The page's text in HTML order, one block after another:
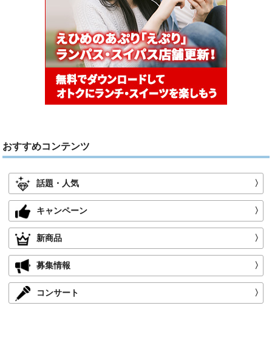
おすすめコンテンツ
話題・人気 〉
キャンペーン 〉
新商品 〉
募集情報 〉
コンサート 〉